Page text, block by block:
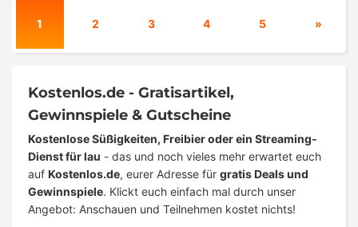
1 2 3 4 5 »
Kostenlos.de - Gratisartikel,
Gewinnspiele & Gutscheine
Kostenlose Süßigkeiten, Freibier oder ein Streaming-
Dienst für lau - das und noch vieles mehr erwartet euch
auf Kostenlos.de, eurer Adresse für gratis Deals und
Gewinnspiele. Klickt euch einfach mal durch unser
Angebot: Anschauen und Teilnehmen kostet nichts!